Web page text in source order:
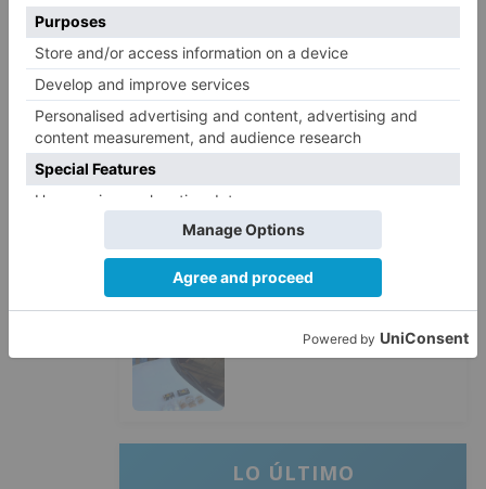
3
Santiago Lencina, nuevo
refuerzo del Burgos CF para la
temporada 2026/27
El Burgos CF anuncia que Álex
Lizancos ha sido operado con
éxito del menisco de su rodilla
izquierda
Detenidas tres personas en
Quintanar de la Sierra con
LO ÚLTIMO